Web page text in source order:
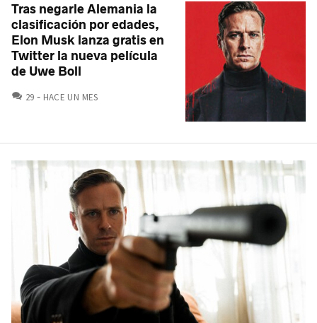
Tras negarle Alemania la
clasificación por edades,
Elon Musk lanza gratis en
Twitter la nueva película
de Uwe Boll
29 COMENTARIOS
HACE UN MES